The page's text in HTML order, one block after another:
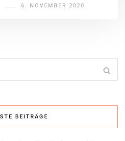
6. NOVEMBER 2020
BEITRÄGE